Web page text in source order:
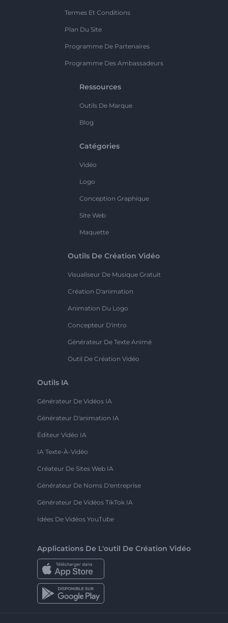
Termes Et Conditions
Plan Du Site
Programme De Partenaires
Programme Des Ambassadeurs
Ressources
Outils De Marque
Blog
Catégories
Vidéo
Logo
Conception Graphique
Site Web
Maquette
Outils De Création Vidéo
Visualiseur De Musique Gratuit
Création D'animation
Animation Du Logo
Concepteur D'intro
Générateur De Texte Animé
Outil De Création Vidéo
Outils IA
Générateur De Vidéos IA
Générateur D'animation IA
Éditeur Vidéo IA
IA Texte-À-Vidéo
Créateur De Sites Web IA
Générateur De Noms D'entreprise
Générateur De Vidéos TikTok IA
Idées De Vidéos YouTube
Applications De L'outil De Création Vidéo